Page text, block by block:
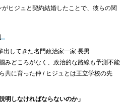
ヒジュと契約結婚したことで、彼らの関
出してきた名門政治家一家 長男
みどころがなく、政治的な路線も予測不能
共に育った仲 / ヒジュとは王立学校の先
明しなければならないのか」